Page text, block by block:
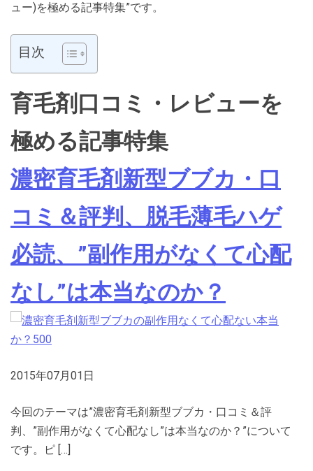
ュー)を極める記事特集”です。
目次
育毛剤口コミ・レビューを
極める記事特集
濃密育毛剤新型ブブカ・口
コミ＆評判、脱毛薄毛ハゲ
必読、”副作用がなくて心配
なし”は本当なのか？
2015年07月01日
今回のテーマは”濃密育毛剤新型ブブカ・口コミ＆評
判、”副作用がなくて心配なし”は本当なのか？”について
です。ピ […]